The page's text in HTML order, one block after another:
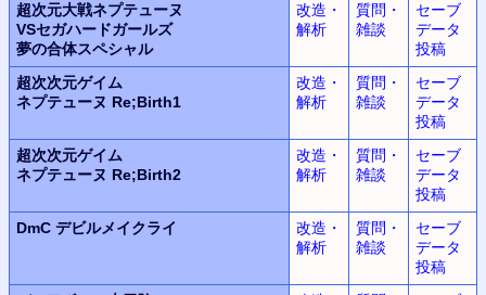
超次元大戦ネプテューヌ
VSセガハードガールズ
夢の合体スペシャル
改造・
解析
質問・
雑談
セーブ
データ
投稿
超次次元ゲイム
ネプテューヌ Re;Birth1
改造・
解析
質問・
雑談
セーブ
データ
投稿
超次次元ゲイム
ネプテューヌ Re;Birth2
改造・
解析
質問・
雑談
セーブ
データ
投稿
DmC デビルメイクライ
改造・
解析
質問・
雑談
セーブ
データ
投稿